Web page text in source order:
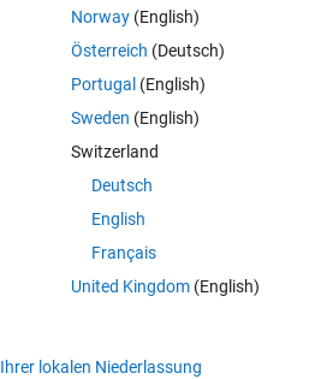
However, I am not getting the correct
Norway(English)
Österreich (Deutsch)
Portugal (English)
Sweden (English)
Switzerland
Deutsch
English
Français
United Kingdom(English)
lokalen Niederlassung